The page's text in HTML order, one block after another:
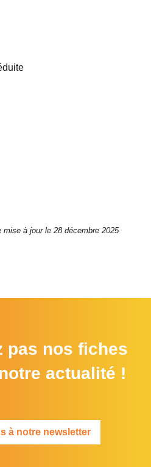
à jour le 28 décembre 2025
pas nos fiches
actualité !
à notre newsletter